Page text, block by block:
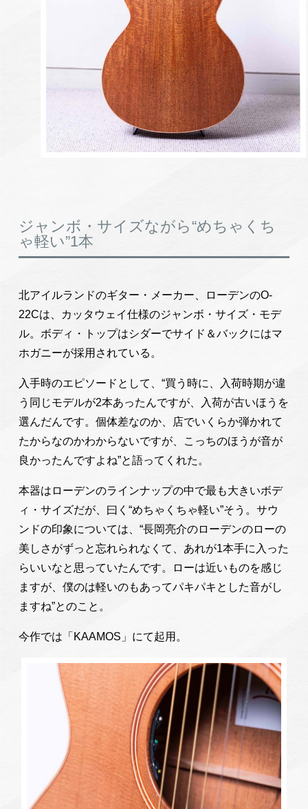
ジャンボ・サイズながら“めちゃくち
ゃ軽い”1本
北アイルランドのギター・メーカー、ローデンのO-
22Cは、カッタウェイ仕様のジャンボ・サイズ・モデ
ル。ボディ・トップはシダーでサイド＆バックにはマ
ホガニーが採用されている。
入手時のエピソードとして、“買う時に、入荷時期が違
う同じモデルが2本あったんですが、入荷が古いほうを
選んだんです。個体差なのか、店でいくらか弾かれて
たからなのかわからないですが、こっちのほうが音が
良かったんですよね”と語ってくれた。
本器はローデンのラインナップの中で最も大きいボデ
ィ・サイズだが、曰く“めちゃくちゃ軽い”そう。サウ
ンドの印象については、“長岡亮介のローデンのローの
美しさがずっと忘れられなくて、あれが1本手に入った
らいいなと思っていたんです。ローは近いものを感じ
ますが、僕のは軽いのもあってパキパキとした音がし
ますね”とのこと。
今作では「KAAMOS」にて起用。